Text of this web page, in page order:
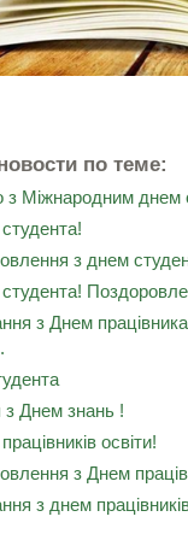
по теме:
з Міжнародним днем
з днем
з Днем
з Днем знань !
освіти!
з Днем
з днем